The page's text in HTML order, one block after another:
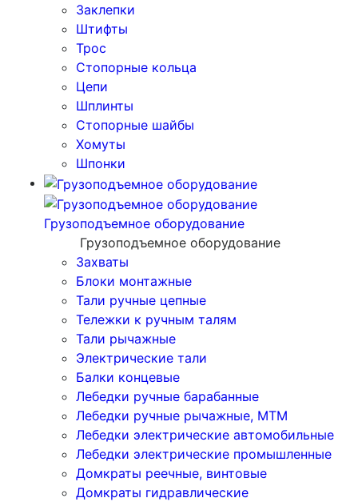
Заклепки
Штифты
Трос
Стопорные кольца
Цепи
Шплинты
Стопорные шайбы
Хомуты
Шпонки
Грузоподъемное оборудование
Грузоподъемное оборудование
Захваты
Блоки монтажные
Тали ручные цепные
Тележки к ручным талям
Тали рычажные
Электрические тали
Балки концевые
Лебедки ручные барабанные
Лебедки ручные рычажные, МТМ
Лебедки электрические автомобильные
Лебедки электрические промышленные
Домкраты реечные, винтовые
Домкраты гидравлические